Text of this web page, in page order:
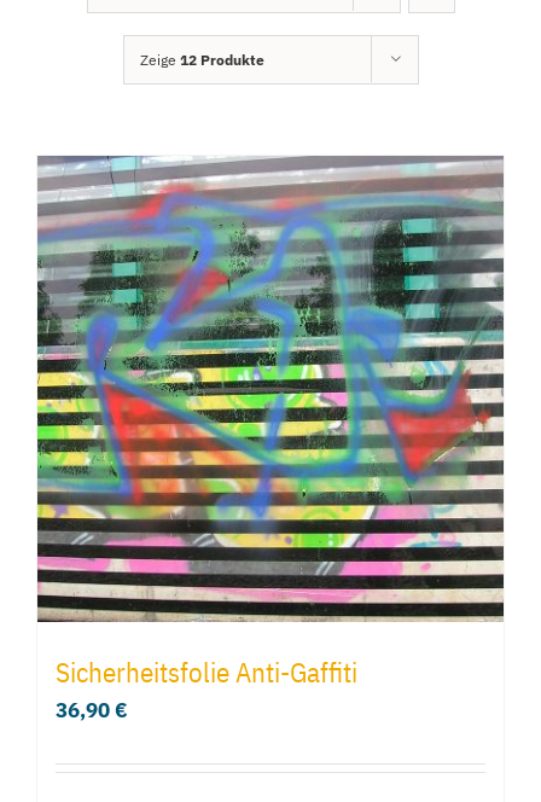
Zeige 12 Produkte
Sicherheitsfolie Anti-Gaffiti
36,90€